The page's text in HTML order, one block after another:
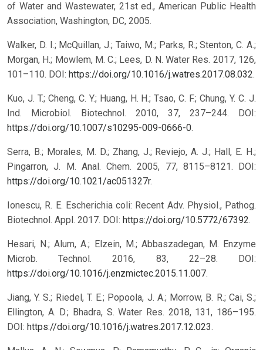
of Water and Wastewater, 21st ed., American Public Health
Association, Washington, DC, 2005.
Walker, D. I.; McQuillan, J.; Taiwo, M.; Parks, R.; Stenton, C. A.;
Morgan, H.; Mowlem, M. C.; Lees, D. N. Water Res. 2017, 126,
101–110. DOI: https://doi.org/10.1016/j.watres.2017.08.032.
Kuo, J. T.; Cheng, C. Y.; Huang, H. H.; Tsao, C. F.; Chung, Y. C. J.
Ind. Microbiol. Biotechnol. 2010, 37, 237–244. DOI:
https://doi.org/10.1007/s10295-009-0666-0.
Serra, B.; Morales, M. D.; Zhang, J.; Reviejo, A. J.; Hall, E. H.;
Pingarron, J. M. Anal. Chem. 2005, 77, 8115–8121. DOI:
https://doi.org/10.1021/ac051327r.
Ionescu, R. E. Escherichia coli: Recent Adv. Physiol., Pathog.
Biotechnol. Appl. 2017. DOI: https://doi.org/10.5772/67392.
Hesari, N.; Alum, A.; Elzein, M.; Abbaszadegan, M. Enzyme
Microb. Technol. 2016, 83, 22–28. DOI:
https://doi.org/10.1016/j.enzmictec.2015.11.007.
Jiang, Y. S.; Riedel, T. E.; Popoola, J. A.; Morrow, B. R.; Cai, S.;
Ellington, A. D.; Bhadra, S. Water Res. 2018, 131, 186–195.
DOI: https://doi.org/10.1016/j.watres.2017.12.023.